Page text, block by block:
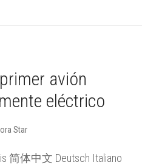
avión
eléctrico
Star
简体中文 Deutsch Italiano